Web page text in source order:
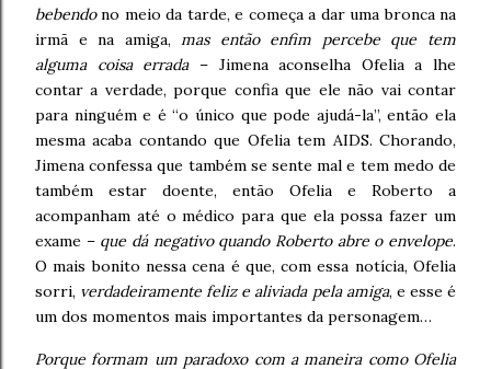
bebendono meio da tarde, e começa a dar uma bronca na
irmã e na amiga,mas então enfim percebe que tem
alguma coisa errada– Jimena aconselha Ofelia a lhe
contar a verdade, porque confia que ele não vai contar
para ninguém e é “o único que pode ajudá-la”, então ela
mesma acaba contando que Ofelia tem AIDS. Chorando,
Jimena confessa que também se sente mal e tem medo de
também estar doente, então Ofelia e Roberto a
acompanham até o médico para que ela possa fazer um
exame – que dá negativo quando Roberto abre o envelope.
O mais bonito nessa cena é que, com essa notícia, Ofelia
sorri, verdadeiramente feliz e aliviada pela amiga, e esse é
um dos momentos mais importantes da personagem…
Porque formam um paradoxo com a maneira como Ofelia